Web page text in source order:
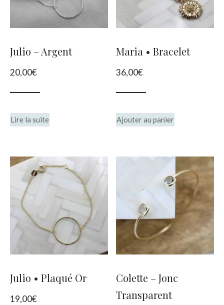
Julio – Argent
20,00€
Lire la suite
Maria • Bracelet
36,00€
Ajouter au panier
Julio • Plaqué Or
19,00€
Colette – Jonc
Transparent